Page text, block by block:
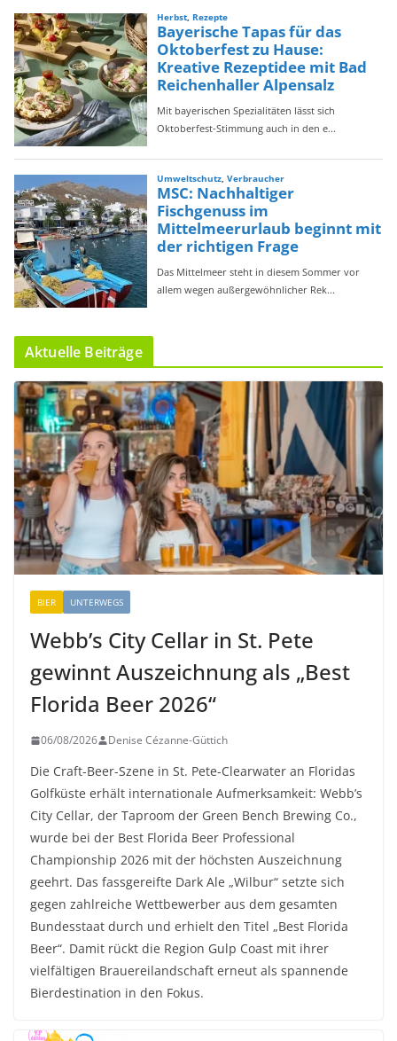
Aktuelle Beiträge
BIER UNTERWEGS
Webb’s City Cellar in St. Pete
gewinnt Auszeichnung als „Best
Florida Beer 2026“
06/08/2026 Denise Cézanne-Güttich
Die Craft-Beer-Szene in St. Pete-Clearwater an Floridas
Golfküste erhält internationale Aufmerksamkeit: Webb’s
City Cellar, der Taproom der Green Bench Brewing Co.,
wurde bei der Best Florida Beer Professional
Championship 2026 mit der höchsten Auszeichnung
geehrt. Das fassgereifte Dark Ale „Wilbur“ setzte sich
gegen zahlreiche Wettbewerber aus dem gesamten
Bundesstaat durch und erhielt den Titel „Best Florida
Beer“. Damit rückt die Region Gulp Coast mit ihrer
vielfältigen Brauereilandschaft erneut als spannende
Bierdestination in den Fokus.